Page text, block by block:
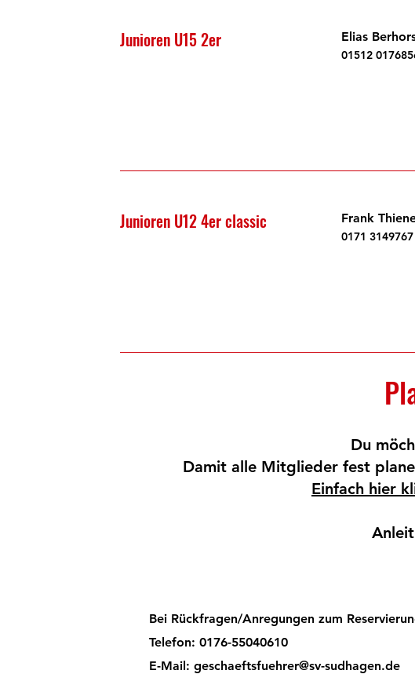
Junioren U15 2er
Elias
01512
Junioren U12 4er classic
Frank
0171 3149767
Du
Damit alle Mitglieder fest
Einfach hier
Bei Rückfragen/Anregungen zum
Telefon: 0176-55040610
E-Mail: geschaeftsfuehrer@sv-sudhagen.de